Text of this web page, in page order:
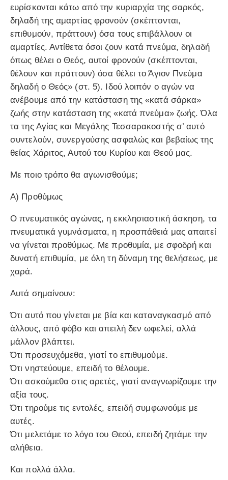
ευρίσκονται κάτω από την κυριαρχία της σαρκός,
δηλαδή της αμαρτίας φρονούν (σκέπτονται,
επιθυμούν, πράττουν) όσα τους επιβάλλουν οι
αμαρτίες. Αντίθετα όσοι ζουν κατά πνεύμα, δηλαδή
όπως θέλει ο Θεός, αυτοί φρονούν (σκέπτονται,
θέλουν και πράττουν) όσα θέλει το Άγιον Πνεύμα
δηλαδή ο Θεός» (στ. 5). Ιδού λοιπόν ο αγών να
ανέβουμε από την κατάσταση της «κατά σάρκα»
ζωής στην κατάσταση της «κατά πνεύμα» ζωής. Όλα
τα της Αγίας και Μεγάλης Τεσσαρακοστής σ’ αυτό
συντελούν, συνεργούσης ασφαλώς και βεβαίως της
θείας Χάριτος, Αυτού του Κυρίου και Θεού μας.
Mε ποιο τρόπο θα αγωνισθούμε;
Α) Προθύμως
Ο πνευματικός αγώνας, η εκκλησιαστική άσκηση, τα
πνευματικά γυμνάσματα, η προσπάθειά μας απαιτεί
να γίνεται προθύμως. Με προθυμία, με σφοδρή και
δυνατή επιθυμία, με όλη τη δύναμη της θελήσεως, με
χαρά.
Αυτά σημαίνουν:
Ότι αυτό που γίνεται με βία και καταναγκασμό από
άλλους, από φόβο και απειλή δεν ωφελεί, αλλά
μάλλον βλάπτει.
Ότι προσευχόμεθα, γιατί το επιθυμούμε.
Ότι νηστεύουμε, επειδή το θέλουμε.
Ότι ασκούμεθα στις αρετές, γιατί αναγνωρίζουμε την
αξία τους.
Ότι τηρούμε τις εντολές, επειδή συμφωνούμε με
αυτές.
Ότι μελετάμε το λόγο του Θεού, επειδή ζητάμε την
αλήθεια.
Και πολλά άλλα.